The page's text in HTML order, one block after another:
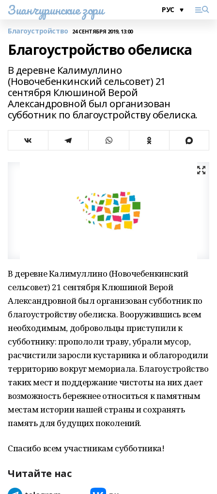
Зианчуринские зори
Благоустройство 24 СЕНТЯБРЯ 2019, 13:00
Благоустройство обелиска
В деревне Калимуллино
(Новочебенкинский сельсовет) 21
сентября Клюшиной Верой
Александровной был организован
субботник по благоустройству обелиска.
В деревне Калимуллино (Новочебенкинский
сельсовет) 21 сентября Клюшиной Верой
Александровной был организован субботник по
благоустройству обелиска. Вооружившись всем
необходимым, добровольцы приступили к
субботнику: пропололи траву, убрали мусор,
расчистили заросли кустарника и облагородили
территорию вокруг мемориала. Благоустройство
таких мест и поддержание чистоты на них дает
возможность бережнее относиться к памятным
местам истории нашей страны и сохранять
память для будущих поколений.
Спасибо всем участникам субботника!
Читайте нас